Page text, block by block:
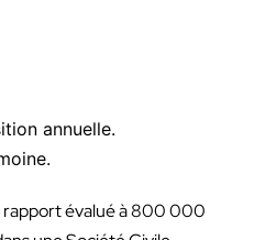
annuelle.
rapport évalué à 800 000